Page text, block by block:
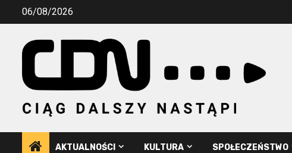
Przejdź06/08/2026
AKTUALNOŚCI KULTURA SPOŁECZEŃSTWO